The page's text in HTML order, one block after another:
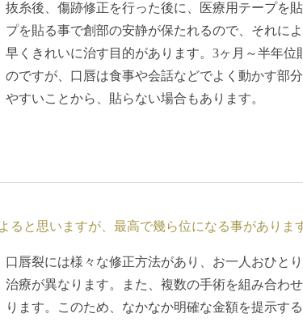
抜糸後、傷跡修正を行った後に、医療用テープを
プを貼る事で創部の安静が保たれるので、それに
早くきれいに治す目的があります。3ヶ月～半年位
のですが、口唇は食事や会話などでよく動かす部
やすいことから、貼らない場合もあります。
ると思いますが、最高で幾ら位になる事がありま
口唇裂には様々な修正方法があり、お一人おひと
治療が異なります。また、複数の手術を組み合わ
ります。このため、なかなか明確な金額を提示す